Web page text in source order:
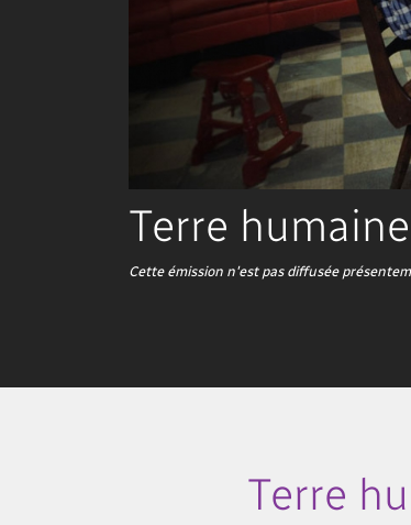
Terre humaine
Cette émission n'est pas diffusée
Terre